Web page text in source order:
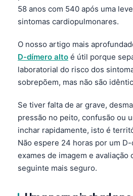
58 anos com 540 após uma
sintomas cardiopulmonares.
O nosso artigo mais
D-dímero alto é útil porque
laboratorial do risco dos
sobrepõem, mas não são
Se tiver falta de ar grave,
pressão no peito, confusão ou
inchar rapidamente, isto é
Não espere 24 horas por um
exames de imagem e avaliação
seguinte mais seguro.
Српски језик
Svenska
Bosanski
Azərbaycan dili
日本語
ქართული
Lietuvių kalba